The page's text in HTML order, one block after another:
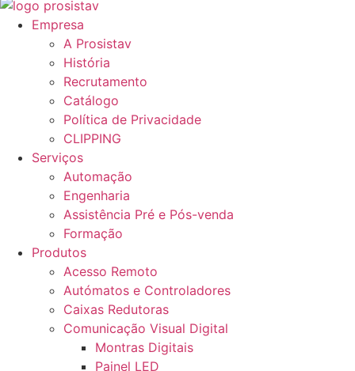
Empresa
A Prosistav
História
Recrutamento
Catálogo
Política de Privacidade
CLIPPING
Serviços
Automação
Engenharia
Assistência Pré e Pós-venda
Formação
Produtos
Acesso Remoto
Autómatos e Controladores
Caixas Redutoras
Comunicação Visual Digital
Montras Digitais
Painel LED